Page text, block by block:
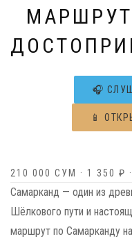
🎧
📱
210 000 СУМ · 1 350 ₽
Самарканд — один из
Шёлкового пути и
маршрут по Самарканду